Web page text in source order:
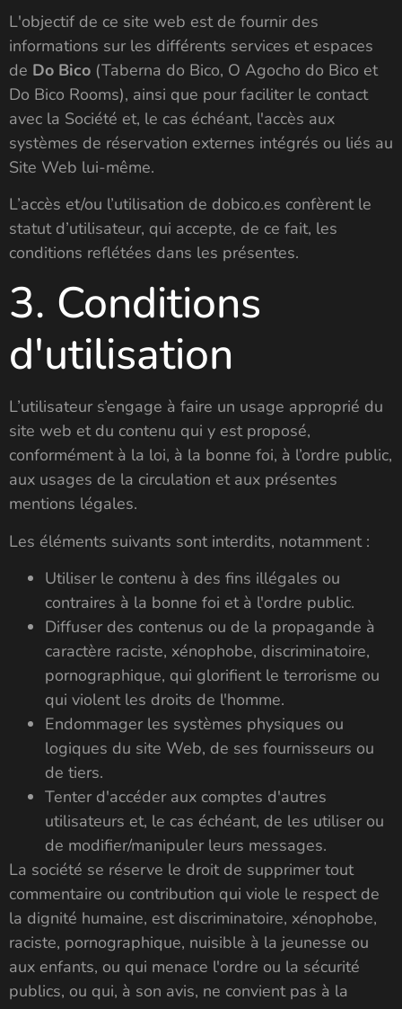
L'objectif de ce site web est de fournir des
informations sur les différents services et espaces
de Do Bico (Taberna do Bico, O Agocho do Bico et
Do Bico Rooms), ainsi que pour faciliter le contact
avec la Société et, le cas échéant, l'accès aux
systèmes de réservation externes intégrés ou liés au
Site Web lui-même.
L’accès et/ou l’utilisation de dobico.es confèrent le
statut d’utilisateur, qui accepte, de ce fait, les
conditions reflétées dans les présentes.
3. Conditions
d'utilisation
L’utilisateur s’engage à faire un usage approprié du
site web et du contenu qui y est proposé,
conformément à la loi, à la bonne foi, à l’ordre public,
aux usages de la circulation et aux présentes
mentions légales.
Les éléments suivants sont interdits, notamment :
Utiliser le contenu à des fins illégales ou
contraires à la bonne foi et à l'ordre public.
Diffuser des contenus ou de la propagande à
caractère raciste, xénophobe, discriminatoire,
pornographique, qui glorifient le terrorisme ou
qui violent les droits de l'homme.
Endommager les systèmes physiques ou
logiques du site Web, de ses fournisseurs ou
de tiers.
Tenter d'accéder aux comptes d'autres
utilisateurs et, le cas échéant, de les utiliser ou
de modifier/manipuler leurs messages.
La société se réserve le droit de supprimer tout
commentaire ou contribution qui viole le respect de
la dignité humaine, est discriminatoire, xénophobe,
raciste, pornographique, nuisible à la jeunesse ou
aux enfants, ou qui menace l'ordre ou la sécurité
publics, ou qui, à son avis, ne convient pas à la